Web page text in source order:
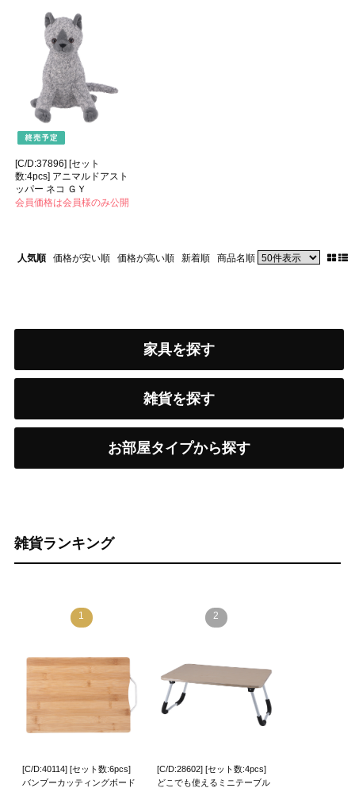
[C/D:37896] [セット
数:4pcs] アニマルドアスト
ッパー ネコ ＧＹ
会員価格は会員様のみ公開
人気順 価格が安い順 価格が高い順 新着順 商品名順
家具を探す
雑貨を探す
お部屋タイプから探す
雑貨ランキング
1
[C/D:40114] [セット数:6pcs]
バンブーカッティングボード
2
[C/D:28602] [セット数:4pcs]
どこでも使えるミニテーブル